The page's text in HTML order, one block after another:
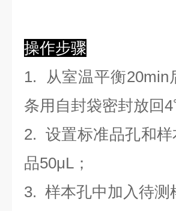
操作步骤
1. 从室温平衡20min
条用自封袋密封放回
2. 设置标准品孔和
品50μL；
3. 样本孔中加 入待测